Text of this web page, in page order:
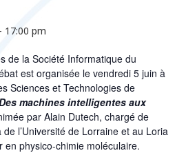
- 17:00 pm
de la Société Informatique du
est organisée le vendredi 5 juin à
Sciences et Technologies de
machines intelligentes aux
par Alain Dutech, chargé de
l’Université de Lorraine et au Loria
en physico-chimie moléculaire.